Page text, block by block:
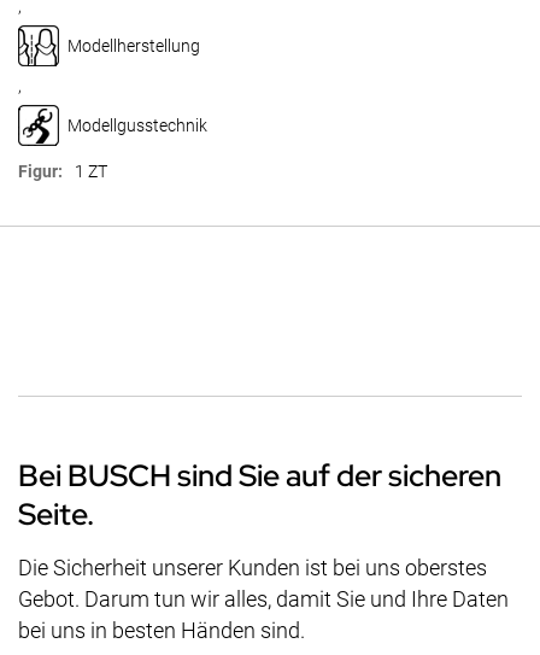
,
Modellherstellung
,
Modellgusstechnik
1 ZT
Bei BUSCH sind Sie auf der sicheren
Seite.
Die Sicherheit unserer Kunden ist bei uns oberstes
Gebot. Darum tun wir alles, damit Sie und Ihre Daten
bei uns in besten Händen sind.